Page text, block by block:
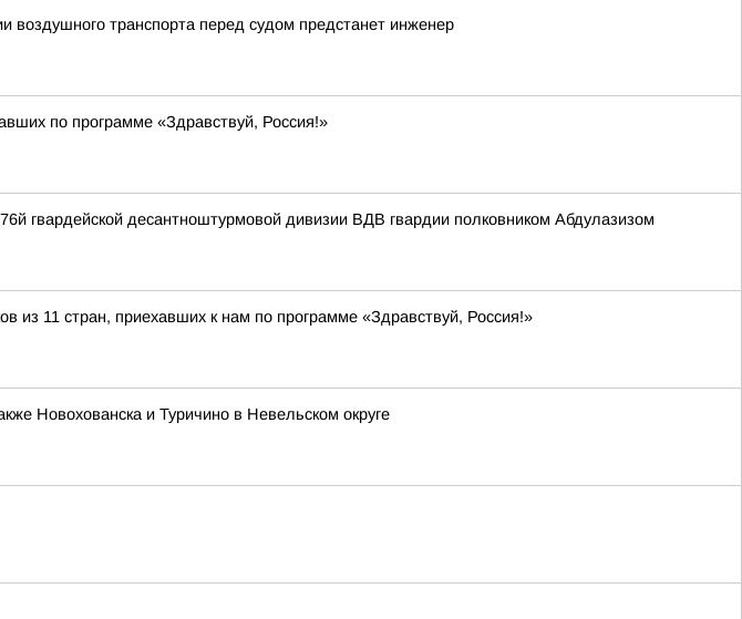
воздушного транспорта перед судом предстанет инженер
по программе «Здравствуй, Россия!»
гвардейской десантноштурмовой дивизии ВДВ гвардии полковником Абдулазизом
из 11 стран, приехавших к нам по программе «Здравствуй, Россия!»
Новохованска и Туричино в Невельском округе